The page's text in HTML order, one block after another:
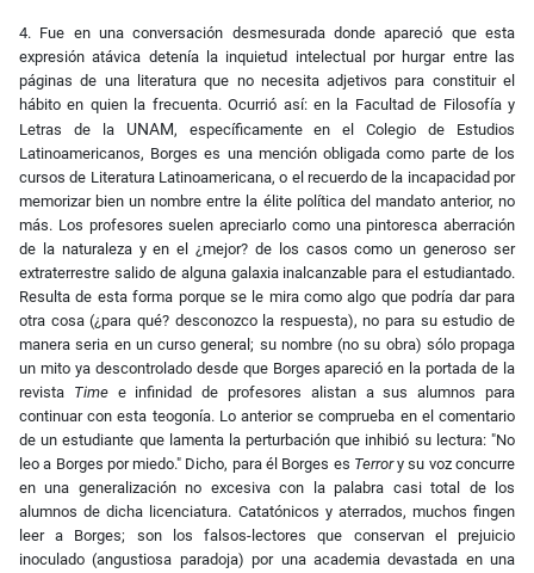
4. Fue en una conversación desmesurada donde apareció que esta
expresión atávica detenía la inquietud intelectual por hurgar entre las
páginas de una literatura que no necesita adjetivos para constituir el
hábito en quien la frecuenta. Ocurrió así: en la Facultad de Filosofía y
Letras de la UNAM, específicamente en el Colegio de Estudios
Latinoamericanos, Borges es una mención obligada como parte de los
cursos de Literatura Latinoamericana, o el recuerdo de la incapacidad por
memorizar bien un nombre entre la élite política del mandato anterior, no
más. Los profesores suelen apreciarlo como una pintoresca aberración
de la naturaleza y en el ¿mejor? de los casos como un generoso ser
extraterrestre salido de alguna galaxia inalcanzable para el estudiantado.
Resulta de esta forma porque se le mira como algo que podría dar para
otra cosa (¿para qué? desconozco la respuesta), no para su estudio de
manera seria en un curso general; su nombre (no su obra) sólo propaga
un mito ya descontrolado desde que Borges apareció en la portada de la
revista Timee infinidad de profesores alistan a sus alumnos para
continuar con esta teogonía. Lo anterior se comprueba en el comentario
de un estudiante que lamenta la perturbación que inhibió su lectura: "No
leo a Borges por miedo." Dicho, para él Borges es Terrory su voz concurre
en una generalización no excesiva con la palabra casi total de los
alumnos de dicha licenciatura. Catatónicos y aterrados, muchos fingen
leer a Borges; son los falsos-lectores que conservan el prejuicio
inoculado (angustiosa paradoja) por una academia devastada en una